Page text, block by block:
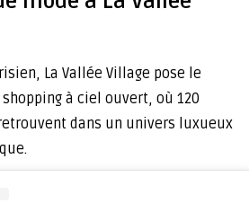
La Vallée Village pose le
à ciel ouvert, où 120
dans un univers luxueux